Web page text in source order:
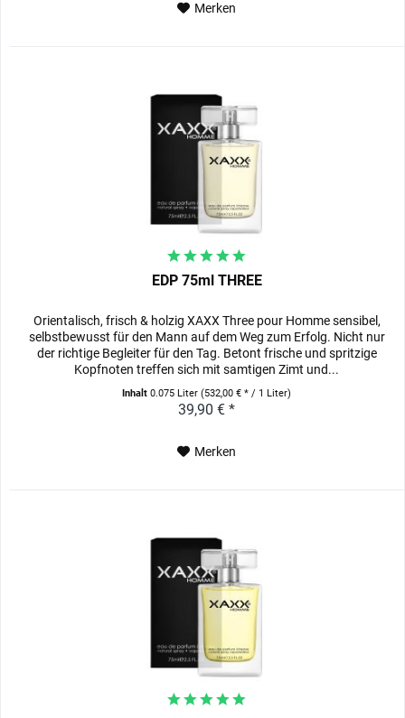
Merken
EDP 75ml THREE
Orientalisch, frisch & holzig XAXX Three pour Homme sensibel,
selbstbewusst für den Mann auf dem Weg zum Erfolg. Nicht nur
der richtige Begleiter für den Tag. Betont frische und spritzige
Kopfnoten treffen sich mit samtigen Zimt und...
Inhalt0.075 Liter(532,00 € * / 1 Liter)
39,90 € *
Merken